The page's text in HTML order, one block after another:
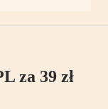
za 39 zł